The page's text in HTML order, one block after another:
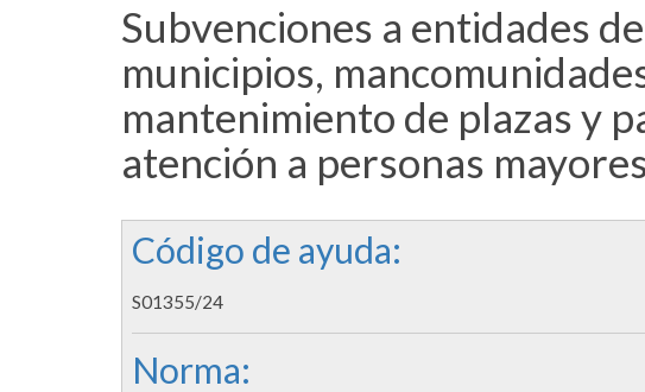
Subvenciones a entidades
municipios,
mantenimiento de plazas y
atención a personas
Código de ayuda:
S01355/24
Norma: